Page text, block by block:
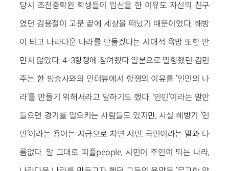
당시 조천중학원 학생들이 입산을 한 이유도 자신의 친구
였던 김용철이 고문 끝에 세상을 떠났기 때문이었다. 해방
이 되고 나라다운 나라를 만들겠다는 시대적 욕망 또한 만
만치 않았다. 4·3항쟁에 참여했다 일본으로 밀항했던 김민
주는 한 방송사와의 인터뷰에서 항쟁의 이유를 ‘인민의 나
라’를 만들기 위해서라고 말하기도 했다. ‘인민’이라는 말만
들으면 경기를 일으키는 사람들도 있지만, 사실 해방기 ‘인
민’이라는 용어는 지금으로 치면 시민, 국민이라는 말과 다
름없다. 말 그대로 피플people, 시민이 주인이 되는 나라,